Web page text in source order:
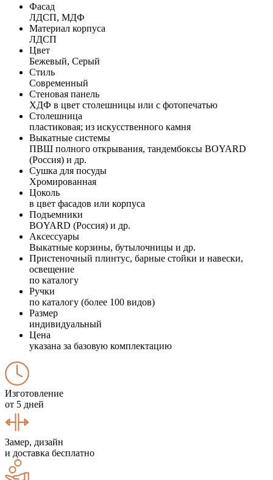
Фасад
ЛДСП, МДФ
Материал корпуса
ЛДСП
Цвет
Бежевый, Серый
Стиль
Современный
Стеновая панель
ХДФ в цвет столешницы или с фотопечатью
Столешница
пластиковая; из искусственного камня
Выкатные системы
ПВШ полного открывания, тандембоксы BOYARD
(Россия) и др.
Сушка для посуды
Хромированная
Цоколь
в цвет фасадов или корпуса
Подъемники
BOYARD (Россия) и др.
Аксессуары
Выкатные корзины, бутылочницы и др.
Пристеночный плинтус, барные стойки и навески,
освещение
по каталогу
Ручки
по каталогу (более 100 видов)
Размер
индивидуальный
Цена
указана за базовую комплектацию
Изготовление
от 5 дней
Замер, дизайн
и доставка бесплатно